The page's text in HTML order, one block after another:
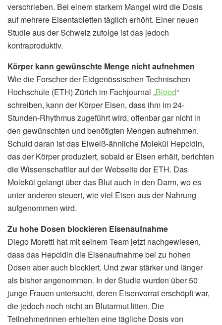
verschrieben. Bei einem starkem Mangel wird die Dosis
auf mehrere Eisentabletten täglich erhöht. Einer neuen
Studie aus der Schweiz zufolge ist das jedoch
kontraproduktiv.
Körper kann gewünschte Menge nicht aufnehmen
Wie die Forscher der Eidgenössischen Technischen
Hochschule (ETH) Zürich im Fachjournal „Blood“
schreiben, kann der Körper Eisen, dass ihm im 24-
Stunden-Rhythmus zugeführt wird, offenbar gar nicht in
den gewünschten und benötigten Mengen aufnehmen.
Schuld daran ist das Eiweiß-ähnliche Molekül Hepcidin,
das der Körper produziert, sobald er Eisen erhält, berichten
die Wissenschaftler auf der Webseite der ETH. Das
Molekül gelangt über das Blut auch in den Darm, wo es
unter anderen steuert, wie viel Eisen aus der Nahrung
aufgenommen wird.
Zu hohe Dosen blockieren Eisenaufnahme
Diego Moretti hat mit seinem Team jetzt nachgewiesen,
dass das Hepcidin die Eisenaufnahme bei zu hohen
Dosen aber auch blockiert. Und zwar stärker und länger
als bisher angenommen. In der Studie wurden über 50
junge Frauen untersucht, deren Eisenvorrat erschöpft war,
die jedoch noch nicht an Blutarmut litten. Die
Teilnehmerinnen erhielten eine tägliche Dosis von